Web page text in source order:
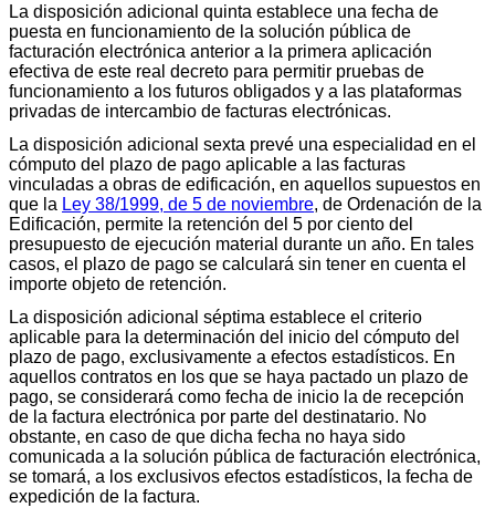
La disposición adicional quinta establece una fecha de
puesta en funcionamiento de la solución pública de
facturación electrónica anterior a la primera aplicación
efectiva de este real decreto para permitir pruebas de
funcionamiento a los futuros obligados y a las plataformas
privadas de intercambio de facturas electrónicas.
La disposición adicional sexta prevé una especialidad en el
cómputo del plazo de pago aplicable a las facturas
vinculadas a obras de edificación, en aquellos supuestos en
que la Ley 38/1999, de 5 de noviembre, de Ordenación de la
Edificación, permite la retención del 5 por ciento del
presupuesto de ejecución material durante un año. En tales
casos, el plazo de pago se calculará sin tener en cuenta el
importe objeto de retención.
La disposición adicional séptima establece el criterio
aplicable para la determinación del inicio del cómputo del
plazo de pago, exclusivamente a efectos estadísticos. En
aquellos contratos en los que se haya pactado un plazo de
pago, se considerará como fecha de inicio la de recepción
de la factura electrónica por parte del destinatario. No
obstante, en caso de que dicha fecha no haya sido
comunicada a la solución pública de facturación electrónica,
se tomará, a los exclusivos efectos estadísticos, la fecha de
expedición de la factura.